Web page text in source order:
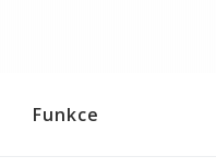
Funkce